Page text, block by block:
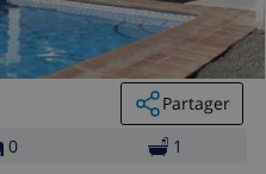
Partager
0 1